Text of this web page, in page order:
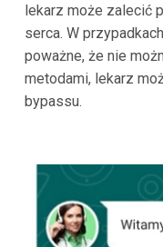
lekarz może zalecić
serca. W
poważne, że nie
metodami, lekarz
bypassu.